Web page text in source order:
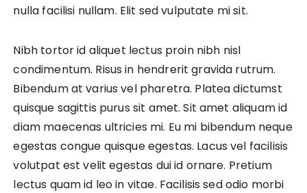
nulla facilisi nullam. Elit sed vulputate mi sit.
Nibh tortor id aliquet lectus proin nibh nisl
condimentum. Risus in hendrerit gravida rutrum.
Bibendum at varius vel pharetra. Platea dictumst
quisque sagittis purus sit amet. Sit amet aliquam id
diam maecenas ultricies mi. Eu mi bibendum neque
egestas congue quisque egestas. Lacus vel facilisis
volutpat est velit egestas dui id ornare. Pretium
lectus quam id leo in vitae. Facilisis sed odio morbi